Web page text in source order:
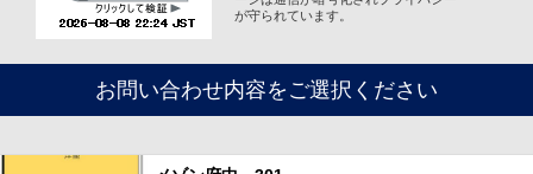
が守られています。
お問い合わせ内容をご選択ください